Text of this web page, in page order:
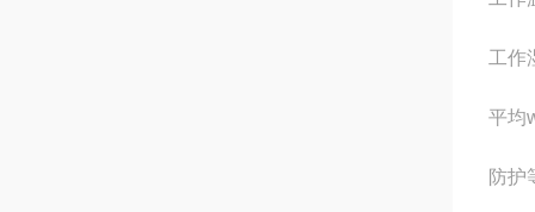
工作
平均
防护